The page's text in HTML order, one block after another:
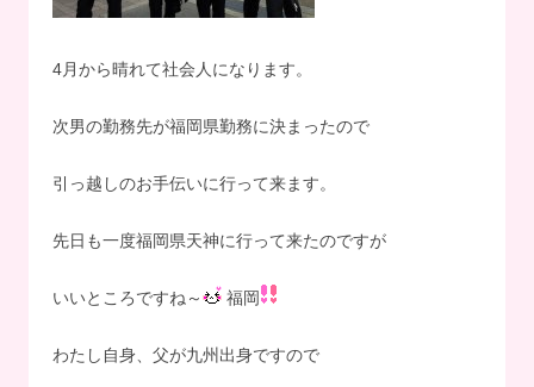
4月から晴れて社会人になります。
次男の勤務先が福岡県勤務に決まったので
引っ越しのお手伝いに行って来ます。
先日も一度福岡県天神に行って来たのですが
いいところですね～ 福岡
わたし自身、父が九州出身ですので